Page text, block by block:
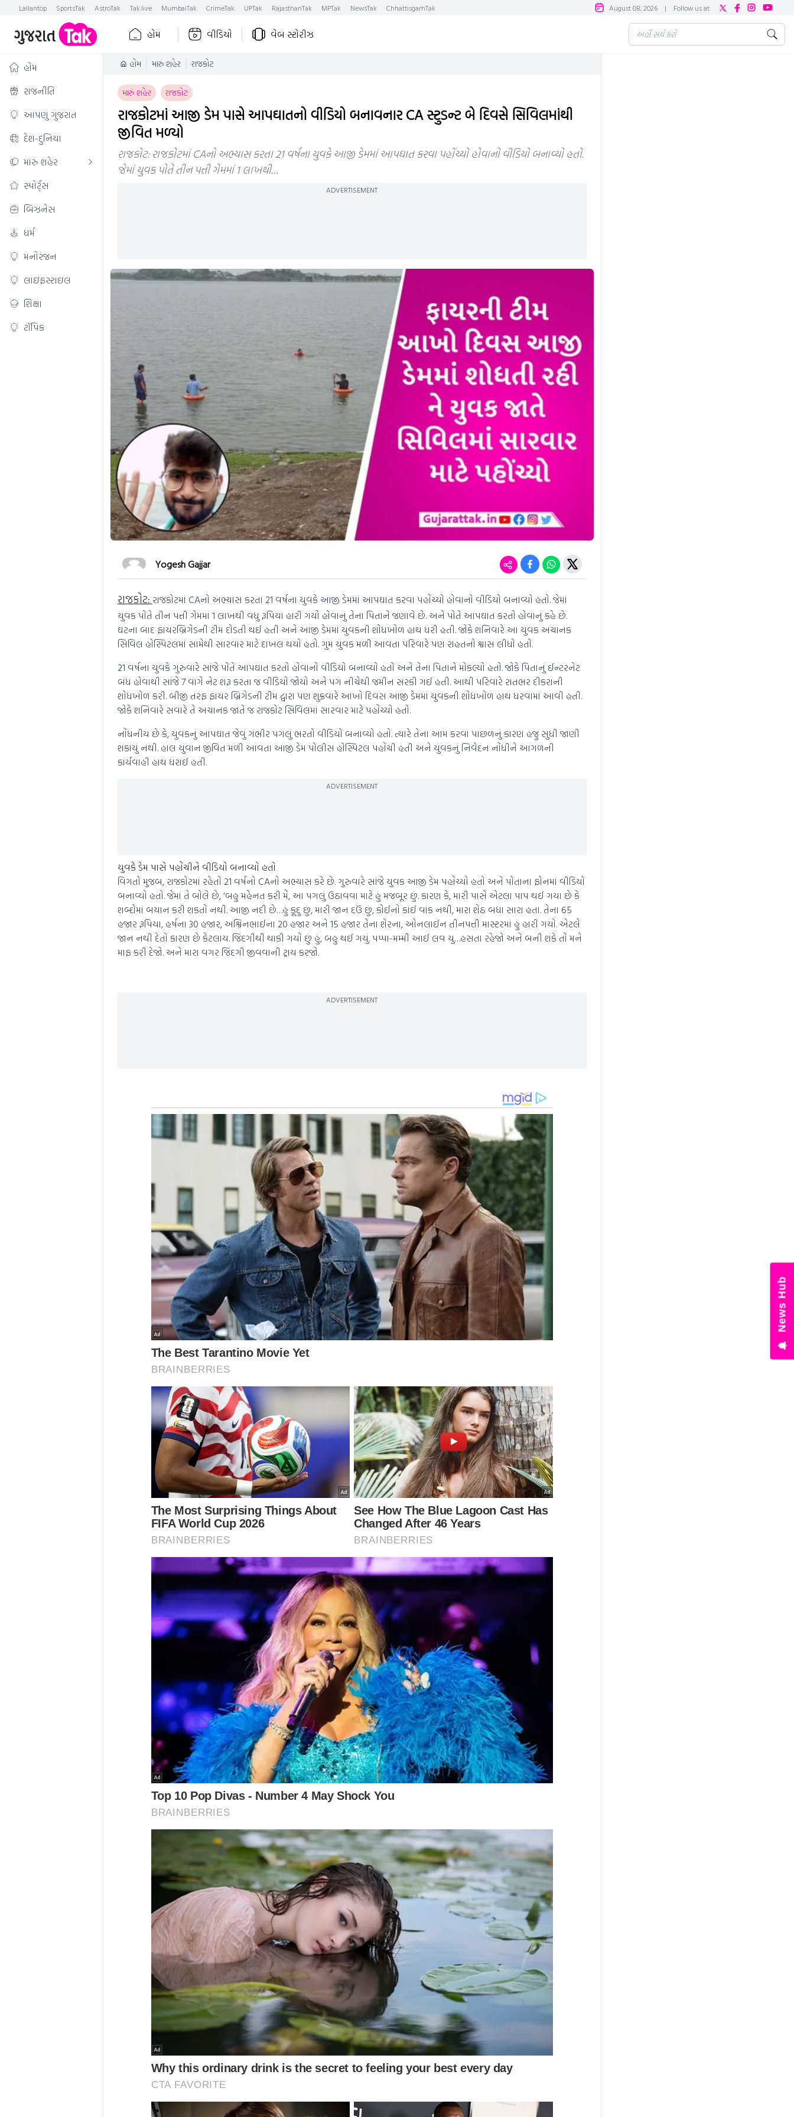
Lallantop SportsTak AstroTak Tak.live MumbaiTak CrimeTak UPTak RajasthanTak MPTak NewsTak ChhattisgarhTak August 08, 2026 | Follow us at:
હોમ વીડિયો વેબ સ્ટોરીઝ
હોમ
રાજનીતિ
આપણું ગુજરાત
દેશ-દુનિયા
મારું શહેર
સ્પોર્ટ્સ
બિઝનેસ
ધર્મ
મનોરંજન
લાઇફસ્ટાઇલ
શિક્ષા
ટૉપિક
હોમ મારું શહેર રાજકોટ
મારું શહેર રાજકોટ
રાજકોટમાં આજી ડેમ પાસે આપઘાતનો વીડિયો બનાવનાર CA સ્ટુડન્ટ બે દિવસે સિવિલમાંથી
જીવિત મળ્યો
રાજકોટ: રાજકોટમાં CAનો અભ્યાસ કરતા 21 વર્ષના યુવકે આજી ડેમમાં આપઘાત કરવા પહોંચ્યો હોવાનો વીડિયો બનાવ્યો હતો.
જેમાં યુવક પોતે તીન પત્તી ગેમમાં 1 લાખથી…
ADVERTISEMENT
Yogesh Gajjar
રાજકોટ: રાજકોટમાં CAનો અભ્યાસ કરતા 21 વર્ષના યુવકે આજી ડેમમાં આપઘાત કરવા પહોંચ્યો હોવાનો વીડિયો બનાવ્યો હતો. જેમાં
યુવક પોતે તીન પત્તી ગેમમાં 1 લાખથી વધુ રૂપિયા હારી ગયો હોવાનું તેના પિતાને જણાવે છે. અને પોતે આપઘાત કરતો હોવાનું કહે છે.
ઘટના બાદ ફાયરબ્રિગેડની ટીમ દોડતી થઈ હતી અને આજી ડેમમાં યુવકની શોધખોળ હાથ ધરી હતી. જોકે શનિવારે આ યુવક અચાનક
સિવિલ હોસ્પિટલમાં સામેથી સારવાર માટે દાખલ થયો હતો. ગુમ યુવક મળી આવતા પરિવારે પણ રાહતનો શ્વાસ લીધો હતો.
21 વર્ષના યુવકે ગુરુવારે સાંજે પોતે આપઘાત કરતો હોવાનો વીડિયો બનાવ્યો હતો અને તેના પિતાને મોકલ્યો હતો. જોકે પિતાનું ઈન્ટરનેટ
બંધ હોવાથી સાંજે 7 વાગે નેટ શરૂ કરતા જ વીડિયો જોયો અને પગ નીચેથી જમીન સરકી ગઈ હતી. આથી પરિવારે રાતભર દીકરાની
શોધખોળ કરી. બીજી તરફ ફાયર બ્રિગેડની ટીમ દ્વારા પણ શુક્રવારે આખો દિવસ આજી ડેમમાં યુવકની શોધખોળ હાથ ધરવામાં આવી હતી.
જોકે શનિવારે સવારે તે અચાનક જાતે જ રાજકોટ સિવિલમાં સારવાર માટે પહોંચ્યો હતો.
નોંધનીય છે કે, યુવકનું આપઘાત જેવું ગંભીર પગલું ભરતો વીડિયો બનાવ્યો હતો. ત્યારે તેના આમ કરવા પાછળનું કારણ હજુ સુધી જાણી
શકાયું નથી. હાલ યુવાન જીવિત મળી આવતા આજી ડેમ પોલીસ હોસ્પિટલ પહોંચી હતી અને યુવકનું નિવેદન નોંધીને આગળની
કાર્યવાહી હાથ ધરાઈ હતી.
ADVERTISEMENT
યુવકે ડેમ પાસે પહોંચીને વીડિયો બનાવ્યો હતો
વિગતો મુજબ, રાજકોટમાં રહેતો 21 વર્ષનો CAનો અભ્યાસ કરે છે. ગુરુવારે સાંજે યુવક આજી ડેમ પહોંચ્યો હતો અને પોતાના ફોનમાં વીડિયો
બનાવ્યો હતો. જેમાં તે બોલે છે, ‘બહુ મહેનત કરી મેં, આ પગલું ઉઠાવવા માટે હું મજબૂર છું. કારણ કે, મારી પાસે એટલા પાપ થઈ ગયા છે કે
શબ્દોમાં બયાન કરી શકતો નથી. આજી નદી છે…હું કૂદુ છું, મારી જાન દઉં છું, કોઈનો કાંઈ વાંક નથી, મારા શેઠ બધા સારા હતા. તેના 65
હજાર રૂપિયા, હર્ષના 30 હજાર, અશ્વિનભાઈના 20 હજાર અને 15 હજાર તેના શેરના, ઓનલાઈન તીનપત્તી માસ્ટરમાં હું હારી ગયો. એટલે
જાન નથી દેતો કારણ છે કેટલાય. જિંદગીથી થાકી ગયો છું હું, બહુ થઈ ગયું. પપ્પા-મમ્મી આઈ લવ યુ…હસતા રહેજો અને બની શકે તો મને
માફ કરી દેજો. અને મારા વગર જિંદગી જીવવાની ટ્રાય કરજો.
ADVERTISEMENT
News Hub